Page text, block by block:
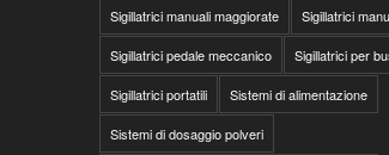
Sigillatrici manuali maggiorate Sigillatrici
Sigillatrici pedale meccanico Sigillatrici per
Sigillatrici portatili Sistemi di alimentazione
Sistemi di dosaggio polveri